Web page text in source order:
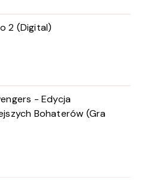
2 (Digital)
- Edycja
Bohaterów (Gra